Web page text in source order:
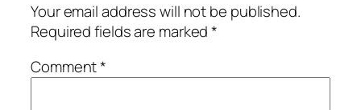
Your email address will not be published.
Required fields are marked*
Comment*